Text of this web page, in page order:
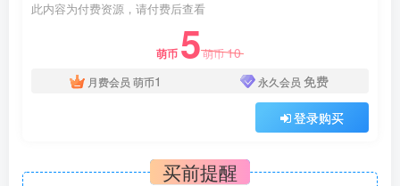
此内容为付费资源，请付费后查看
萌币 5萌币10
月费会员 萌币1 永久会员 免费
登录购买
买前提醒